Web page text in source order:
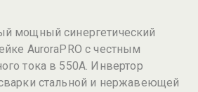
мощный синергетический
AuroraPRO с честным
тока в 550А. Инвертор
стальной и нержавеющей